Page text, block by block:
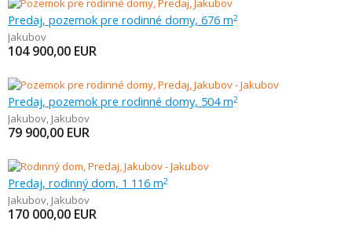
Predaj, pozemok pre rodinné domy, 676 m2
Jakubov
104 900,00 EUR
Predaj, pozemok pre rodinné domy, 504 m2
Jakubov, Jakubov
79 900,00 EUR
Predaj, rodinný dom, 1 116 m2
Jakubov, Jakubov
170 000,00 EUR